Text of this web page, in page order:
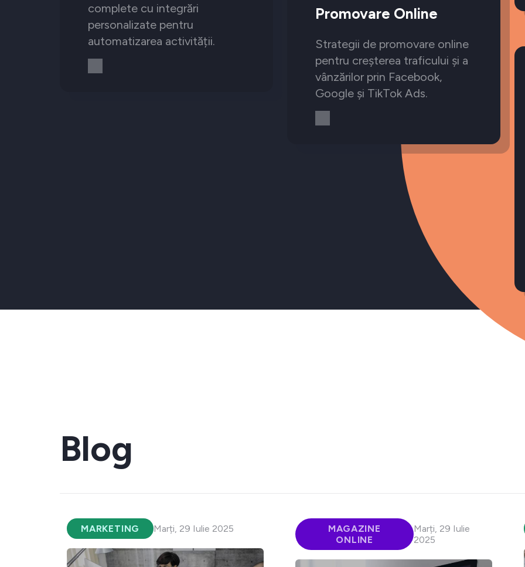
complete cu integrări
personalizate pentru
automatizarea activității.
Promovare Online
Strategii de promovare online
pentru creșterea traficului și a
vânzărilor prin Facebook,
Google și TikTok Ads.
Blog
MARKETING Marți, 29 Iulie 2025
MAGAZINE
ONLINE
Marți, 29 Iulie
2025